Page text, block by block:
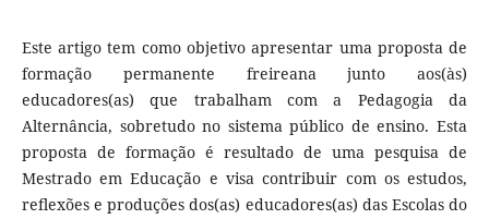
Este artigo tem como objetivo apresentar uma proposta de
formação permanente freireana junto aos(às)
educadores(as) que trabalham com a Pedagogia da
Alternância, sobretudo no sistema público de ensino. Esta
proposta de formação é resultado de uma pesquisa de
Mestrado em Educação e visa contribuir com os estudos,
reﬂexões e produções dos(as) educadores(as) das Escolas do